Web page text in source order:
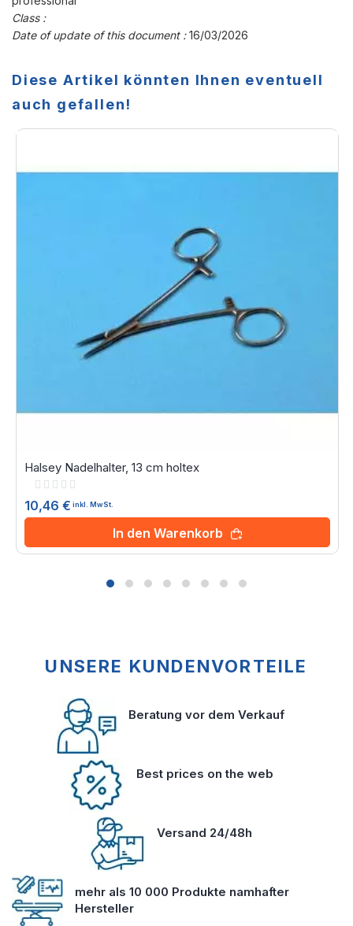
Class :
Date of update of this document :16/03/2026
Diese Artikel könnten Ihnen eventuell
auch gefallen!
Halsey Nadelhalter, 13 cm holtex
Rating:
10,46 € inkl. MwSt.
In den Warenkorb
UNSERE KUNDENVORTEILE
Beratung vor dem Verkauf
Best prices on the web
Versand 24/48h
mehr als 10 000 Produkte namhafter
Hersteller